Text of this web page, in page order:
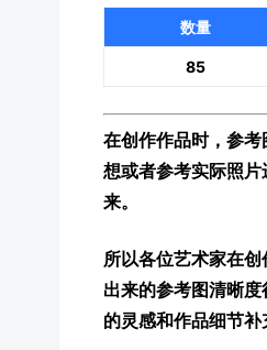
数量
85
在创作作品时，参
想或者参考实际照
来。
所以各位艺术家在
出来的参考图清晰
的灵感和作品细节补